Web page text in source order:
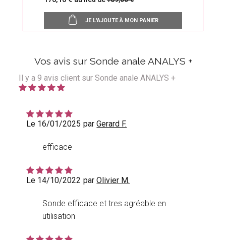
JE L'AJOUTE À MON PANIER
Vos avis sur Sonde anale ANALYS +
Il y a9 avis client sur Sonde anale ANALYS +
Le 16/01/2025 parGerard F.
efficace
Le 14/10/2022 parOlivier M.
Sonde efficace et tres agréable en
utilisation